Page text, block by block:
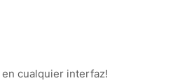
cualquier interfaz!